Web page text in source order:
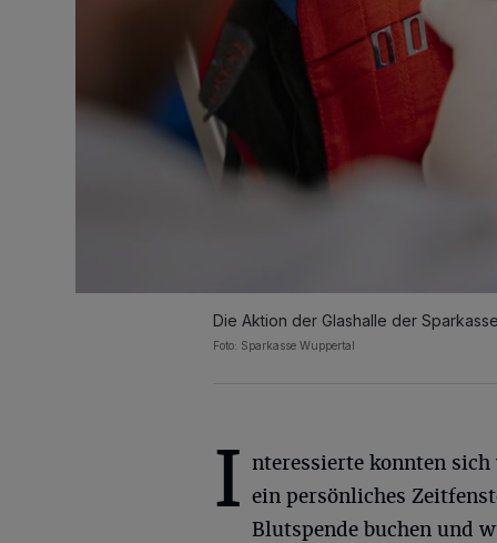
Die Aktion der Glashalle der
Foto: Sparkasse Wuppertal
I nteressierte konnten
ein persönliches
Blutspende buchen und